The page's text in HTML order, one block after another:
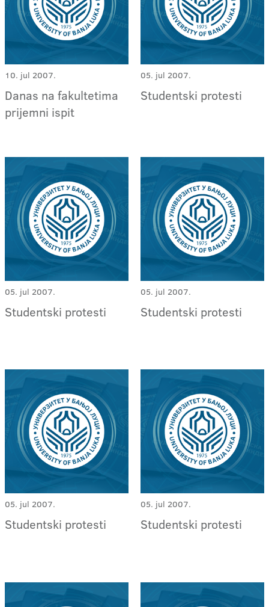
10. jul 2007.
Danas na fakultetima
prijemni ispit
05. jul 2007.
Studentski protesti
05. jul 2007.
Studentski protesti
05. jul 2007.
Studentski protesti
05. jul 2007.
Studentski protesti
05. jul 2007.
Studentski protesti